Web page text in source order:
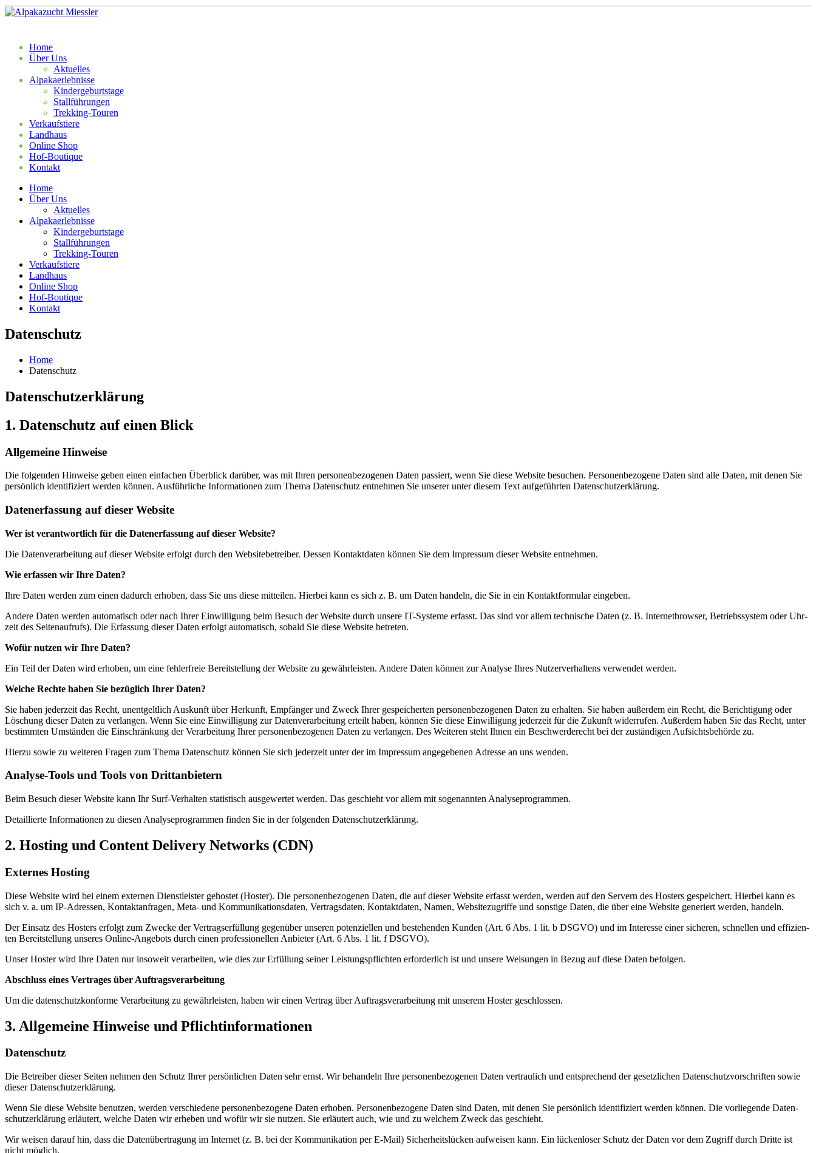
Home
Über Uns
Aktu­el­les
Alpa­ka­er­leb­nis­se
Kin­der­ge­burts­ta­ge
Stall­füh­run­gen
Tre­k­­king-Tou­­ren
Ver­kaufs­tie­re
Land­haus
Online Shop
Hof-Bou­­tique
Kon­takt
Home
Über Uns
Aktu­el­les
Alpa­ka­er­leb­nis­se
Kin­der­ge­burts­ta­ge
Stall­füh­run­gen
Tre­k­­king-Tou­­ren
Ver­kaufs­tie­re
Land­haus
Online Shop
Hof-Bou­­tique
Kon­takt
Daten­schutz
Home
Daten­schutz
Datenschutz­erklärung
1. Daten­schutz auf einen Blick
All­ge­mei­ne Hin­wei­se
Die fol­gen­den Hin­wei­se geben einen ein­fa­chen Über­blick dar­über, was mit Ihren per­so­nen­be­zo­ge­nen Daten pas­siert, wenn Sie die­se Web­site besu­chen. Per­so­nen­be­zo­ge­ne Daten sind alle Daten, mit denen Sie
per­sön­lich iden­ti­fi­ziert wer­den kön­nen. Aus­führ­li­che Infor­ma­tio­nen zum The­ma Daten­schutz ent­neh­men Sie unse­rer unter die­sem Text auf­ge­führ­ten Daten­schutz­er­klä­rung.
Daten­er­fas­sung auf die­ser Web­site
Wer ist ver­ant­wort­lich für die Daten­er­fas­sung auf die­ser Web­site?
Die Daten­ver­ar­bei­tung auf die­ser Web­site erfolgt durch den Web­site­be­trei­ber. Des­sen Kon­takt­da­ten kön­nen Sie dem Impres­sum die­ser Web­site ent­neh­men.
Wie erfas­sen wir Ihre Daten?
Ihre Daten wer­den zum einen dadurch erho­ben, dass Sie uns die­se mit­tei­len. Hier­bei kann es sich z. B. um Daten han­deln, die Sie in ein Kon­takt­for­mu­lar ein­ge­ben.
Ande­re Daten wer­den auto­ma­tisch oder nach Ihrer Ein­wil­li­gung beim Besuch der Web­site durch unse­re IT-Sys­te­me erfasst. Das sind vor allem tech­ni­sche Daten (z. B. Inter­net­brow­ser, Betriebs­sys­tem oder Uhr­
zeit des Sei­ten­auf­rufs). Die Erfas­sung die­ser Daten erfolgt auto­ma­tisch, sobald Sie die­se Web­site betre­ten.
Wofür nut­zen wir Ihre Daten?
Ein Teil der Daten wird erho­ben, um eine feh­ler­freie Bereit­stel­lung der Web­site zu gewähr­leis­ten. Ande­re Daten kön­nen zur Ana­ly­se Ihres Nut­zer­ver­hal­tens ver­wen­det wer­den.
Wel­che Rech­te haben Sie bezüg­lich Ihrer Daten?
Sie haben jeder­zeit das Recht, unent­gelt­lich Aus­kunft über Her­kunft, Emp­fän­ger und Zweck Ihrer gespei­cher­ten per­so­nen­be­zo­ge­nen Daten zu erhal­ten. Sie haben außer­dem ein Recht, die Berich­ti­gung oder
Löschung die­ser Daten zu ver­lan­gen. Wenn Sie eine Ein­wil­li­gung zur Daten­ver­ar­bei­tung erteilt haben, kön­nen Sie die­se Ein­wil­li­gung jeder­zeit für die Zukunft wider­ru­fen. Außer­dem haben Sie das Recht, unter
bestimm­ten Umstän­den die Ein­schrän­kung der Ver­ar­bei­tung Ihrer per­so­nen­be­zo­ge­nen Daten zu ver­lan­gen. Des Wei­te­ren steht Ihnen ein Beschwer­de­recht bei der zustän­di­gen Auf­sichts­be­hör­de zu.
Hier­zu sowie zu wei­te­ren Fra­gen zum The­ma Daten­schutz kön­nen Sie sich jeder­zeit unter der im Impres­sum ange­ge­be­nen Adres­se an uns wen­den.
Ana­ly­se-Tools und Tools von Dritt­anbietern
Beim Besuch die­ser Web­site kann Ihr Surf-Ver­hal­ten sta­tis­tisch aus­ge­wer­tet wer­den. Das geschieht vor allem mit soge­nann­ten Ana­ly­se­pro­gram­men.
Detail­lier­te Infor­ma­tio­nen zu die­sen Ana­ly­se­pro­gram­men fin­den Sie in der fol­gen­den Daten­schutz­er­klä­rung.
2. Hos­ting und Con­tent Deli­very Net­works (CDN)
Exter­nes Hos­ting
Die­se Web­site wird bei einem exter­nen Dienst­leis­ter gehos­tet (Hos­ter). Die per­so­nen­be­zo­ge­nen Daten, die auf die­ser Web­site erfasst wer­den, wer­den auf den Ser­vern des Hos­ters gespei­chert. Hier­bei kann es
sich v. a. um IP-Adres­sen, Kon­takt­an­fra­gen, Meta- und Kom­mu­ni­ka­ti­ons­da­ten, Ver­trags­da­ten, Kon­takt­da­ten, Namen, Web­site­zu­grif­fe und sons­ti­ge Daten, die über eine Web­site gene­riert wer­den, han­deln.
Der Ein­satz des Hos­ters erfolgt zum Zwe­cke der Ver­trags­er­fül­lung gegen­über unse­ren poten­zi­el­len und bestehen­den Kun­den (Art. 6 Abs. 1 lit. b DSGVO) und im Inter­es­se einer siche­ren, schnel­len und effi­zi­en­
ten Bereit­stel­lung unse­res Online-Ange­bots durch einen pro­fes­sio­nel­len Anbie­ter (Art. 6 Abs. 1 lit. f DSGVO).
Unser Hos­ter wird Ihre Daten nur inso­weit ver­ar­bei­ten, wie dies zur Erfül­lung sei­ner Leis­tungs­pflich­ten erfor­der­lich ist und unse­re Wei­sun­gen in Bezug auf die­se Daten befol­gen.
Abschluss eines Ver­tra­ges über Auf­trags­ver­ar­bei­tung
Um die daten­schutz­kon­for­me Ver­ar­bei­tung zu gewähr­leis­ten, haben wir einen Ver­trag über Auf­trags­ver­ar­bei­tung mit unse­rem Hos­ter geschlos­sen.
3. All­ge­mei­ne Hin­wei­se und Pflicht­informationen
Daten­schutz
Die Betrei­ber die­ser Sei­ten neh­men den Schutz Ihrer per­sön­li­chen Daten sehr ernst. Wir behan­deln Ihre per­so­nen­be­zo­ge­nen Daten ver­trau­lich und ent­spre­chend der gesetz­li­chen Daten­schutz­vor­schrif­ten sowie
die­ser Daten­schutz­er­klä­rung.
Wenn Sie die­se Web­site benut­zen, wer­den ver­schie­de­ne per­so­nen­be­zo­ge­ne Daten erho­ben. Per­so­nen­be­zo­ge­ne Daten sind Daten, mit denen Sie per­sön­lich iden­ti­fi­ziert wer­den kön­nen. Die vor­lie­gen­de Daten­
schutz­er­klä­rung erläu­tert, wel­che Daten wir erhe­ben und wofür wir sie nut­zen. Sie erläu­tert auch, wie und zu wel­chem Zweck das geschieht.
Wir wei­sen dar­auf hin, dass die Daten­über­tra­gung im Inter­net (z. B. bei der Kom­mu­ni­ka­ti­on per E‑Mail) Sicher­heits­lü­cken auf­wei­sen kann. Ein lücken­lo­ser Schutz der Daten vor dem Zugriff durch Drit­te ist
nicht mög­lich.